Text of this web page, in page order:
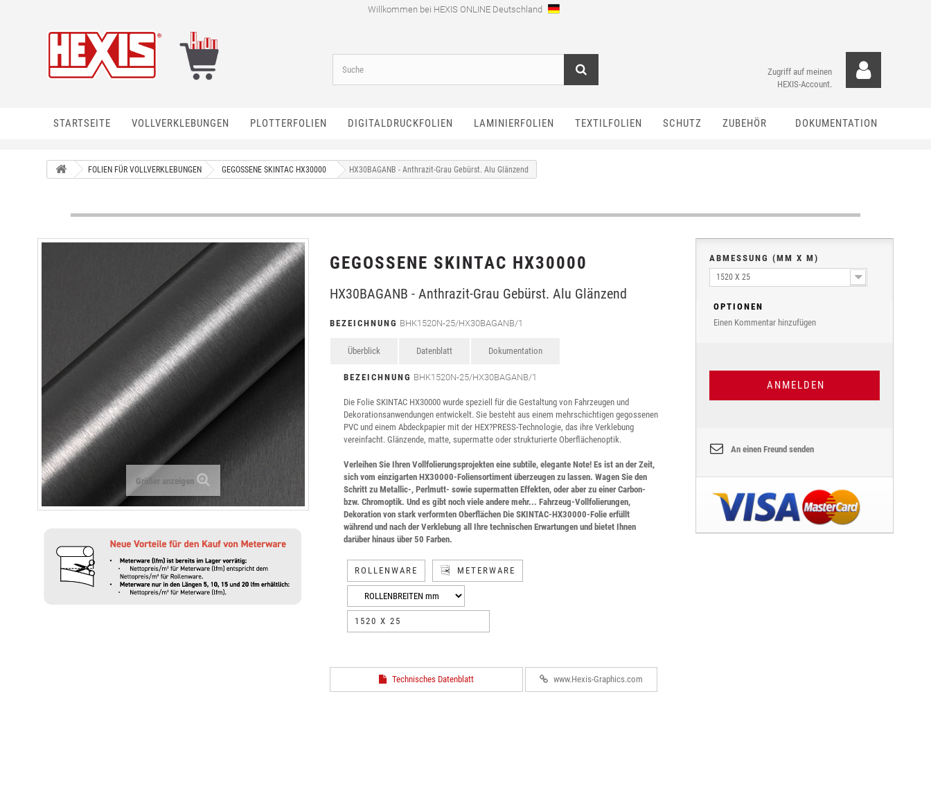
Willkommen bei HEXIS ONLINE Deutschland
Zugriff auf meinen
HEXIS-Account.
STARTSEITE VOLLVERKLEBUNGEN PLOTTERFOLIEN DIGITALDRUCKFOLIEN LAMINIERFOLIEN TEXTILFOLIEN SCHUTZ ZUBEHÖR DOKUMENTATION
FOLIEN FÜR VOLLVERKLEBUNGEN GEGOSSENE SKINTAC HX30000 HX30BAGANB - Anthrazit-Grau Gebürst. Alu Glänzend
Größer anzeigen
GEGOSSENE SKINTAC HX30000
HX30BAGANB - Anthrazit-Grau Gebürst. Alu Glänzend
BEZEICHNUNG BHK1520N-25/HX30BAGANB/1
Überblick Datenblatt Dokumentation
BEZEICHNUNG BHK1520N-25/HX30BAGANB/1
Die Folie SKINTAC HX30000 wurde speziell für die Gestaltung von Fahrzeugen und
Dekorationsanwendungen entwickelt. Sie besteht aus einem mehrschichtigen gegossenen
PVC und einem Abdeckpapier mit der HEX?PRESS-Technologie, das ihre Verklebung
vereinfacht. Glänzende, matte, supermatte oder strukturierte Oberflächenoptik.
Verleihen Sie Ihren Vollfolierungsprojekten eine subtile, elegante Note! Es ist an der Zeit,
sich vom einzigarten HX30000-Foliensortiment überzeugen zu lassen. Wagen Sie den
Schritt zu Metallic-, Perlmutt- sowie supermatten Effekten, oder aber zu einer Carbon-
bzw. Chromoptik. Und es gibt noch viele andere mehr... Fahrzeug-Vollfolierungen,
Dekoration von stark verformten Oberflächen Die SKINTAC-HX30000-Folie erfüllt
während und nach der Verklebung all Ihre technischen Erwartungen und bietet Ihnen
darüber hinaus über 50 Farben.
ROLLENWARE METERWARE
1520 X 25
Technisches Datenblatt www.Hexis-Graphics.com
ABMESSUNG (MM X M)
1520 X 25
OPTIONEN
Einen Kommentar hinzufügen
ANMELDEN
An einen Freund senden